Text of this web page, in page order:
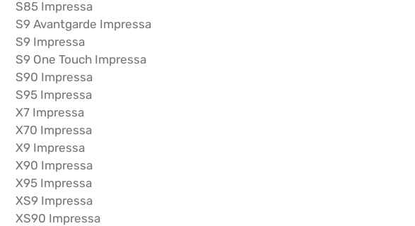
S85 Impressa
S9 Avantgarde Impressa
S9 Impressa
S9 One Touch Impressa
S90 Impressa
S95 Impressa
X7 Impressa
X70 Impressa
X9 Impressa
X90 Impressa
X95 Impressa
XS9 Impressa
XS90 Impressa